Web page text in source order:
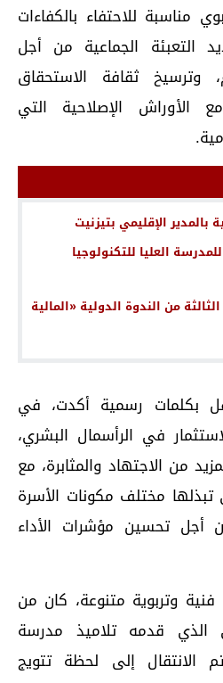
مناسبة للاحتفاء بالكفاءات
التعبئة الجماعية من أجل
وترسيخ ثقافة الاستحقاق
الأوراش الإصلاحية التي
بالمدير الإقليمي بتيزنيت
العليا للتكنولوجيا
من الندوة الدولية «المالية
بكلمات رسمية أكدت، في
في الرأسمال البشري،
من الاجتهاد والمثابرة، مع
تبذلها مختلف مكونات الأسرة
أجل تحسين مؤشرات الأداء
وتربوية متنوعة، كان من
الذي قدمه تلاميذ مدرسة
الانتقال إلى لحظة تتويج